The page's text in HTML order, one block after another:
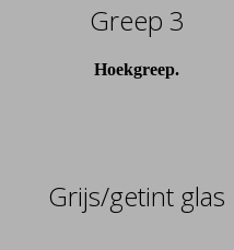
Greep 3
Hoekgreep.
Grijs/getint glas